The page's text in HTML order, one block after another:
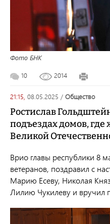
Фото БНК
10 2014
21:15, 08.05.2025 / общество
Ростислав
подъездах домов,
Великой
Врио главы республики 8
ветеранов, поздравил с
Марию Есеву, Николая
Лилию Чукилеву и вручил